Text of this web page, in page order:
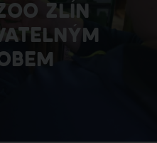
ZLÍN